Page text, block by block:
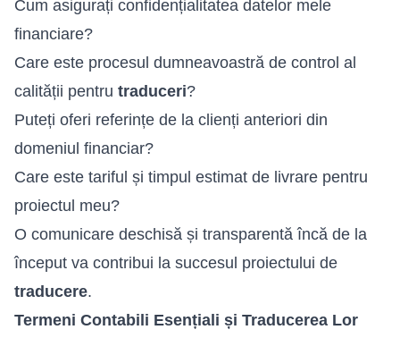
Cum asigurați confidențialitatea datelor mele
financiare?
Care este procesul dumneavoastră de control al
calității pentru traduceri?
Puteți oferi referințe de la clienți anteriori din
domeniul financiar?
Care este tariful și timpul estimat de livrare pentru
proiectul meu?
O comunicare deschisă și transparentă încă de la
început va contribui la succesul proiectului de
traducere.
Termeni Contabili Esențiali și Traducerea Lor